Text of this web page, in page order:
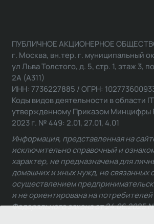
ПУБЛИЧНОЕ АКЦИОНЕРНОЕ
г. Москва, вн.тер. г. муниципальный
ул Льва Толстого, д. 5, стр. 1, этаж 3,
2А (А311)
ИНН: 7736227885 / ОГРН:
Коды видов деятельности в области
утвержденному Приказом Минцифры
2023 г. № 449: 2.01, 27.01, 4.01
Информация, представленная на
исключительно справочный и
характер, не предназначена для
домашних и иных нужд, не связанных
осуществлением
и не ориентирована на
Федерального закона от 24.06.2025